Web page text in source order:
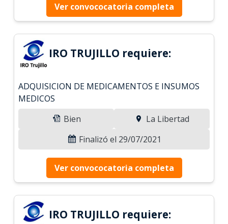
Ver convococatoria completa
IRO TRUJILLO requiere:
ADQUISICION DE MEDICAMENTOS E INSUMOS
MEDICOS
Bien
La Libertad
Finalizó el 29/07/2021
Ver convococatoria completa
IRO TRUJILLO requiere: